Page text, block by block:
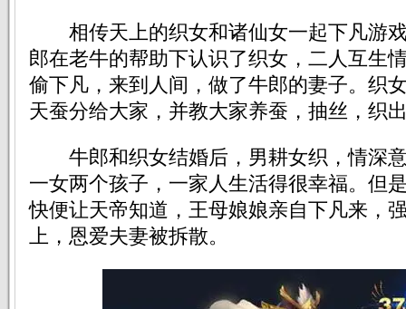
相传天上的织女和诸仙女一起下凡游
郎在老牛的帮助下认识了织女，二人互生
偷下凡，来到人间，做了牛郎的妻子。织
天蚕分给大家，并教大家养蚕，抽丝，织
牛郎和织女结婚后，男耕女织，情深
一女两个孩子，一家人生活得很幸福。但
快便让天帝知道，王母娘娘亲自下凡来，
上，恩爱夫妻被拆散。